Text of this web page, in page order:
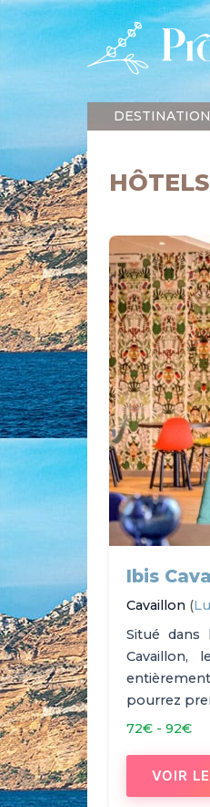
Ibis
Cavaillon (
Situé
Cavaillon,
pourrez
72€ - 92€
VOIR